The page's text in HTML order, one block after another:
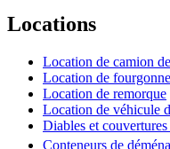
Locations
Location de camion
Location de
Location de remorque
Location de véhicule
Diables et
Conteneurs de